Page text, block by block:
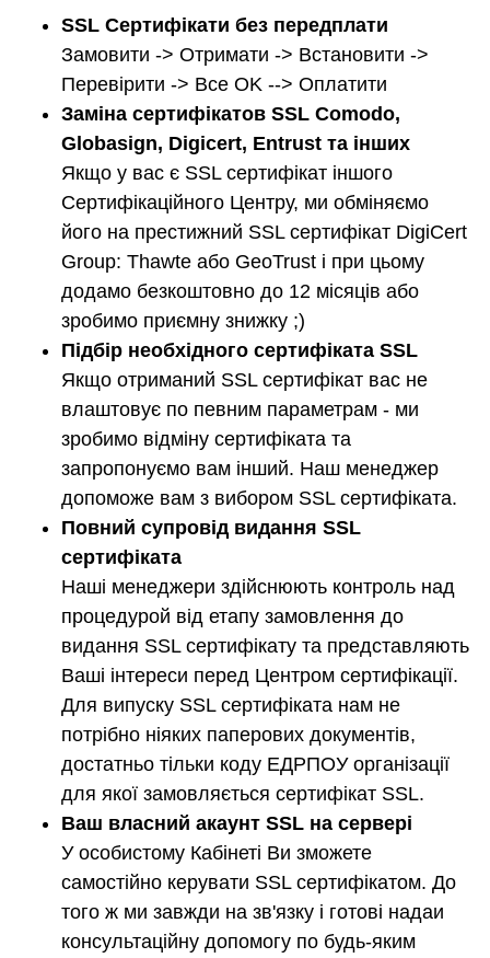
SSL Сертифікати без передплати
Замовити -> Отримати -> Встановити ->
Перевірити -> Все OK --> Оплатити
Заміна сертифікатов SSL Comodo,
Globasign, Digicert, Entrust та інших
Якщо у вас є SSL сертифікат іншого
Сертифікаційного Центру, ми обміняємо
його на престижний SSL сертифікат DigiCert
Group: Thawte або GeoTrust і при цьому
додамо безкоштовно до 12 місяців або
зробимо приємну знижку ;)
Підбір необхідного сертифіката SSL
Якщо отриманий SSL сертифікат вас не
влаштовує по певним параметрам - ми
зробимо відміну сертифіката та
запропонуємо вам інший. Наш менеджер
допоможе вам з вибором SSL сертифіката.
Повний супровід видання SSL
сертифіката
Наші менеджери здійснюють контроль над
процедурой від етапу замовлення до
видання SSL сертифікату та представляють
Ваші інтереси перед Центром сертифікації.
Для випуску SSL сертифіката нам не
потрібно ніяких паперових документів,
достатньо тільки коду ЕДРПОУ організації
для якої замовляється сертифікат SSL.
Ваш власний акаунт SSL на сервері
У особистому Кабінеті Ви зможете
самостійно керувати SSL сертифікатом. До
того ж ми завжди на зв'язку і готові надаи
консультаційну допомогу по будь-яким